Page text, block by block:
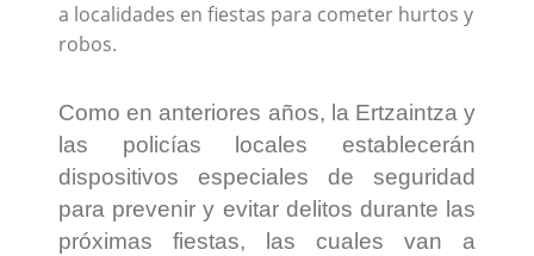
a localidades en fiestas para cometer hurtos y
robos.
Como en anteriores años, la Ertzaintza y
las policías locales establecerán
dispositivos especiales de seguridad
para prevenir y evitar delitos durante las
próximas fiestas, las cuales van a